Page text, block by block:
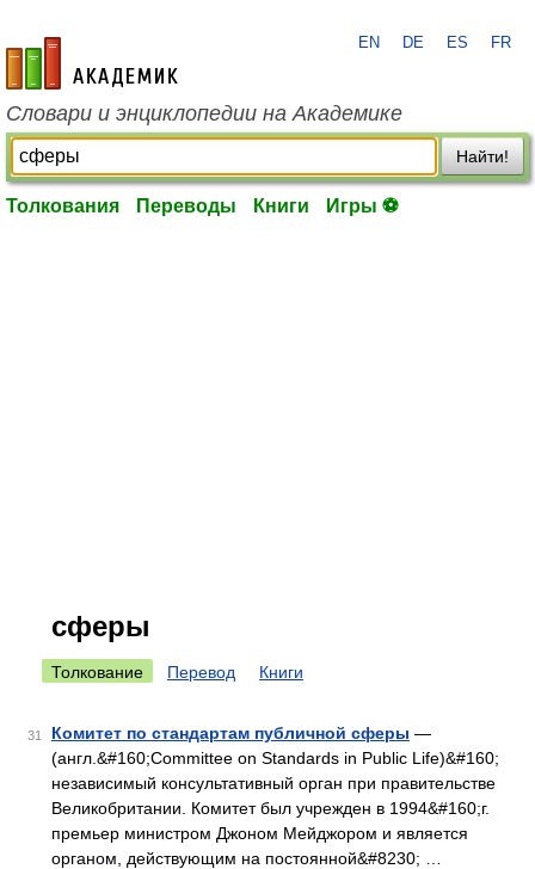
academic.ru
EN DE ES FR
Словари и энциклопедии на Академике
Найти!
Толкования Переводы Книги Игры ⚽
сферы
Толкование Перевод Книги
31 Комитет по стандартам публичной сферы —
(англ.&#160;Committee on Standards in Public Life)&#160;
независимый консультативный орган при правительстве
Великобритании. Комитет был учрежден в 1994&#160;г.
премьер министром Джоном Мейджором и является
органом, действующим на постоянной&#8230; …